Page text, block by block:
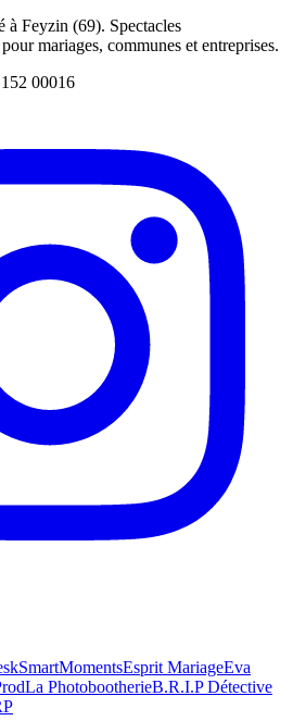
Feyzin (69). Spectacles
mariages, communes et entreprises.
00016
SmartMomentsEsprit MariageEva
La PhotobootherieB.R.I.P Détective